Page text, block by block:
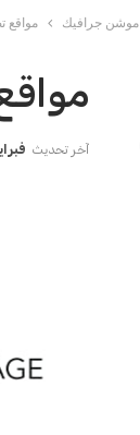
موشن جرافيك مواقع
آخر تحديث فبراير 25,